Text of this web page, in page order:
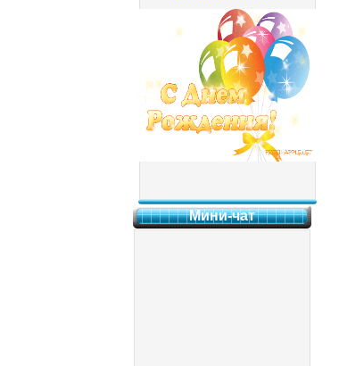
Мини-чат